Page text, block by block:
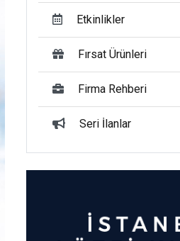
Etkinlikler
Fırsat Ürünleri
Firma Rehberi
Seri İlanlar